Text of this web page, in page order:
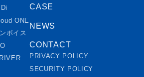
ONE
ボイス
CASE
NEWS
CONTACT
PRIVACY POLICY
SECURITY POLICY